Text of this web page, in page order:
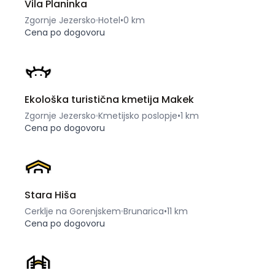
Vila Planinka
Zgornje Jezersko Hotel•0 km
Cena po dogovoru
Ekološka turistična kmetija Makek
Zgornje Jezersko Kmetijsko poslopje•1 km
Cena po dogovoru
Stara Hiša
Cerklje na Gorenjskem Brunarica•11 km
Cena po dogovoru